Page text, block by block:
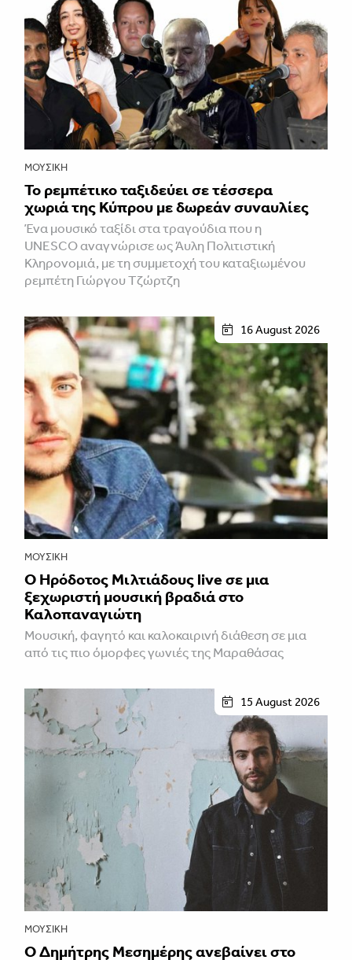
ΜΟΥΣΙΚΉ
Το ρεμπέτικο ταξιδεύει σε τέσσερα
χωριά της Κύπρου με δωρεάν συναυλίες
Ένα μουσικό ταξίδι στα τραγούδια που η
UNESCO αναγνώρισε ως Άυλη Πολιτιστική
Κληρονομιά, με τη συμμετοχή του καταξιωμένου
ρεμπέτη Γιώργου Τζώρτζη
16 August 2026
ΜΟΥΣΙΚΉ
Ο Ηρόδοτος Μιλτιάδους live σε μια
ξεχωριστή μουσική βραδιά στο
Καλοπαναγιώτη
Μουσική, φαγητό και καλοκαιρινή διάθεση σε μια
από τις πιο όμορφες γωνιές της Μαραθάσας
15 August 2026
ΜΟΥΣΙΚΉ
Ο Δημήτρης Μεσημέρης ανεβαίνει στο